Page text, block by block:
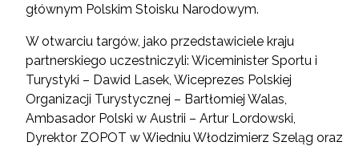
głównym Polskim Stoisku Narodowym.
W otwarciu targów, jako przedstawiciele kraju
partnerskiego uczestniczyli: Wiceminister Sportu i
Turystyki – Dawid Lasek, Wiceprezes Polskiej
Organizacji Turystycznej – Bartłomiej Walas,
Ambasador Polski w Austrii – Artur Lordowski,
Dyrektor ZOPOT w Wiedniu Włodzimierz Szeląg oraz